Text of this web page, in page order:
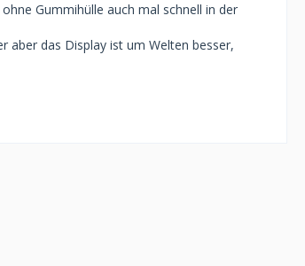
Gummihülle auch mal schnell in der
aber das Display ist um Welten besser,